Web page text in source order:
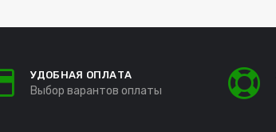
УДОБНАЯ ОПЛАТА
Выбор варантов оплаты